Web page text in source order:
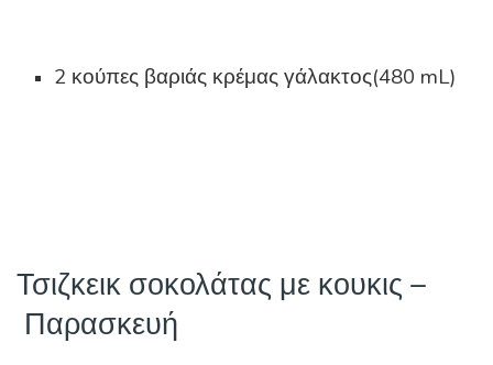
2 κούπες βαριάς κρέμας γάλακτος(480 mL)
Τσιζκεικ σοκολάτας με κουκις –
Παρασκευή